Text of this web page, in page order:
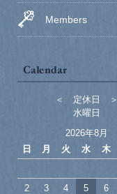
Members
＜ 定休日 ＞
水曜日
2026年8月
日
月 火 水 木
2
3 4 5 6